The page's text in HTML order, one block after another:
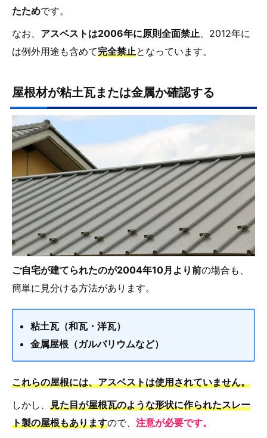
たためです。
なお、 アスベストは2006年に原則全面禁止、2012年に
は例外用途も含めて完全禁止となっています。
屋根材が粘土瓦または金属か確認する
ご自宅が建てられたのが2004年10月より前の場合も、
簡単に見分ける方法があります。
粘土瓦（和瓦・洋瓦）
金属屋根（ガルバリウムなど）
これらの屋根には、アスベストは使用されていません。
しかし、見た目が屋根瓦のような形状に作られたスレー
ト製の屋根もありますので、注意が必要です。